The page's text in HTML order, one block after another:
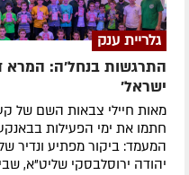
גלריית ענק
התרגשות בנחל'ה: המרא
ישראל'
מאות חיילי צבאות השם של
חתמו את ימי הפעילות
המעמד: ביקור מפתיע ונדיר
יהודה ירוסלבסקי שליט"א,